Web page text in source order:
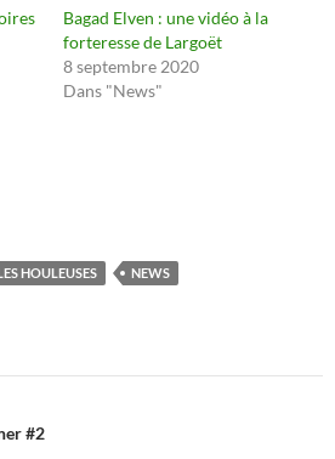
Bagad Elven : une vidéo à la
forteresse de Largoët
8 septembre 2020
Dans "News"
HOULEUSES
NEWS
#2